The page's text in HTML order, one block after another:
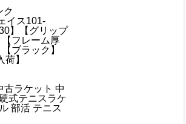
ク
イス101-
】【グリップ
フレーム厚
ブラック】
荷】
古ラケット 中
式テニスラケ
部活 テニス